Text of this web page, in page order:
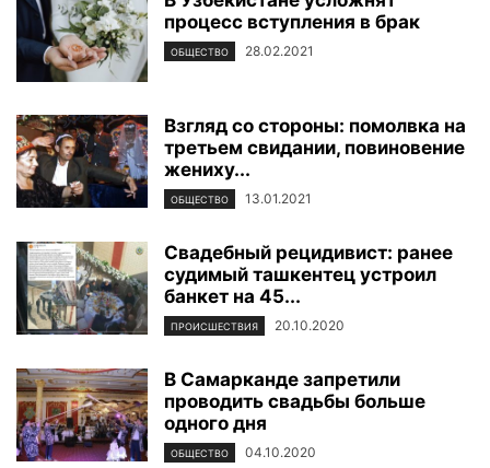
процесс вступления в брак
ОБЩЕСТВО 28.02.2021
Взгляд со стороны: помолвка на
третьем свидании, повиновение
жениху...
ОБЩЕСТВО 13.01.2021
Свадебный рецидивист: ранее
судимый ташкентец устроил
банкет на 45...
ПРОИСШЕСТВИЯ 20.10.2020
В Самарканде запретили
проводить свадьбы больше
одного дня
ОБЩЕСТВО 04.10.2020